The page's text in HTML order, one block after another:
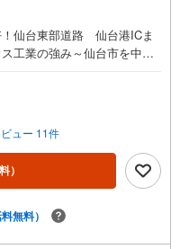
仙台東部道路 仙台港ICま
工業の強み～仙台市を中心
豊富な不動産知識＞戸建・
わず不動産を取り扱ってお
設、子育て環境や行政など
より良い物件選びをして頂
させて頂きます。2.＜経験
入】【売却】【引っ越し】
ーン各種税金についても、
ュー 11件
）
無料）